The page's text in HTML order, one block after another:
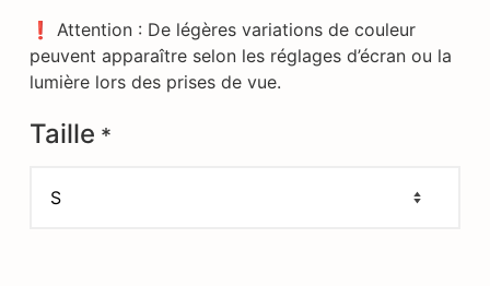
❗ Attention : De légères variations de couleur
peuvent apparaître selon les réglages d’écran ou la
lumière lors des prises de vue.
Taille *